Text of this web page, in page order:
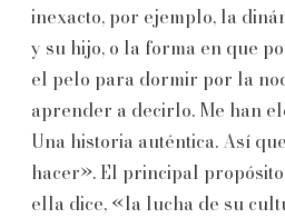
inexacto, por ejemplo, la
y su hijo, o la forma en que
el pelo para dormir por la
aprender a decirlo. Me han
Una historia auténtica. Así
hacer». El principal
ella dice, «la lucha de su